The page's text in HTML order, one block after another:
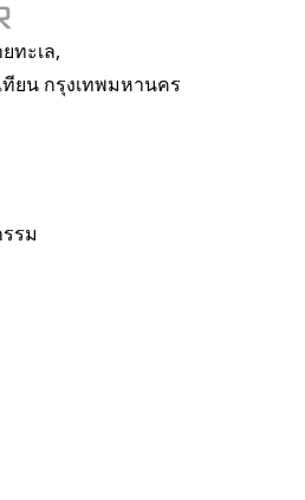
ม
to
ทะเล,
ยน กรุงเทพมหานคร
รม